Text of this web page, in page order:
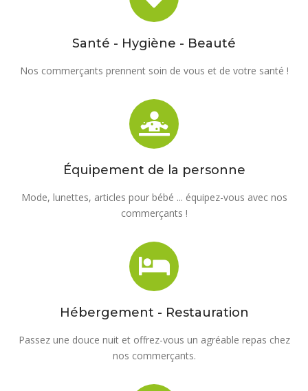
Santé - Hygiène - Beauté
Nos commerçants prennent soin de vous et de votre santé !
Équipement de la personne
Mode, lunettes, articles pour bébé ... équipez-vous avec nos
commerçants !
Hébergement - Restauration
Passez une douce nuit et offrez-vous un agréable repas chez
nos commerçants.